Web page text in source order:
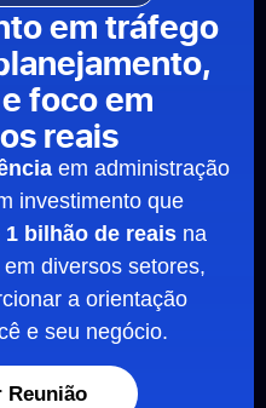
em tráfego
foco em
reais
em administração
investimento que
1 bilhão de reaisna
diversos setores,
a orientação
e seu negócio.
Reunião